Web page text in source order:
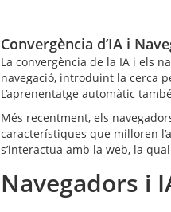
Convergència d’IA i
La convergència de la IA i els
navegació, introduint la cerca
L’aprenentatge automàtic
Més recentment, els
característiques que milloren
s’interactua amb la web, la
Navegadors i